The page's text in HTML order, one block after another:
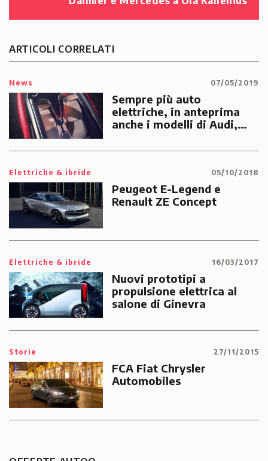
ARTICOLI CORRELATI
News 07/05/2019
Sempre più auto
elettriche, in anteprima
anche i modelli di Audi,
Salone di Shangai
Elettriche & ibride 05/10/2018
Peugeot E-Legend e
Renault ZE Concept
Elettriche & ibride 16/03/2017
Nuovi prototipi a
propulsione elettrica al
salone di Ginevra
Storie 27/11/2015
FCA Fiat Chrysler
Automobiles